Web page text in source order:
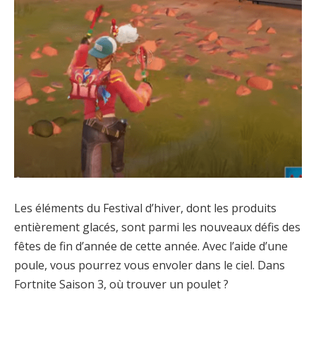
Les éléments du Festival d’hiver, dont les produits
entièrement glacés, sont parmi les nouveaux défis des
fêtes de fin d’année de cette année. Avec l’aide d’une
poule, vous pourrez vous envoler dans le ciel. Dans
Fortnite Saison 3, où trouver un poulet ?